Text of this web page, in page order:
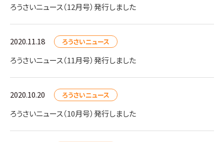
ろうさいニュース（12月号）発行しました
2020.11.18 ろうさいニュース
ろうさいニュース（11月号）発行しました
2020.10.20 ろうさいニュース
ろうさいニュース（10月号）発行しました